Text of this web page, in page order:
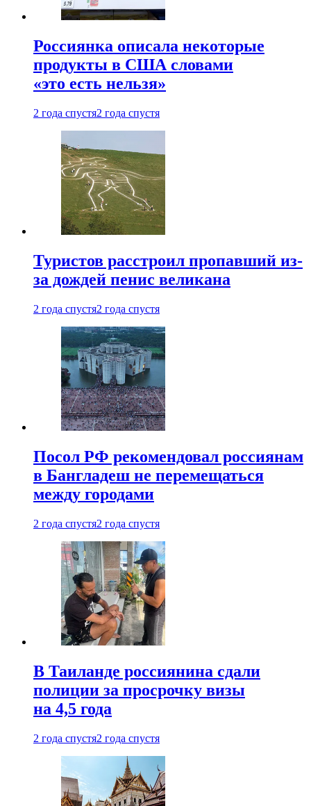
Россиянка описала некоторые
продукты в США словами
«это есть нельзя»
2 года спустя2 года спустя
Туристов расстроил пропавший из-
за дождей пенис великана
2 года спустя2 года спустя
Посол РФ рекомендовал россиянам
в Бангладеш не перемещаться
между городами
2 года спустя2 года спустя
В Таиланде россиянина сдали
полиции за просрочку визы
на 4,5 года
2 года спустя2 года спустя